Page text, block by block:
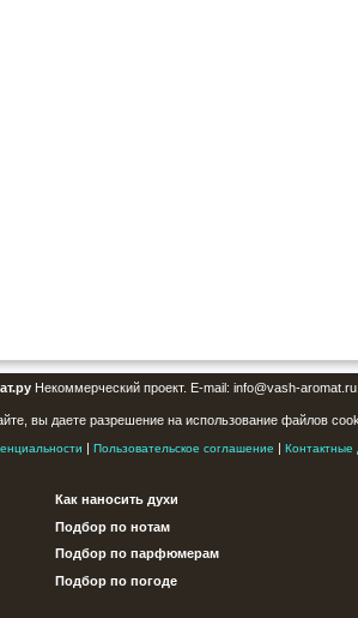
Некоммерческий проект. E-mail: info@vash-
вы даете разрешение на использование файлов
| Пользовательское соглашение | Контактные
Как наносить духи
Подбор по нотам
Подбор по парфюмерам
Подбор по погоде